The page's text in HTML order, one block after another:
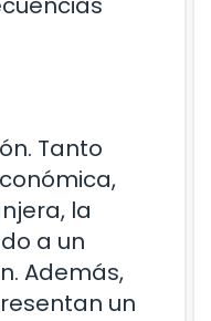
Tanto
la
a un
Además,
un